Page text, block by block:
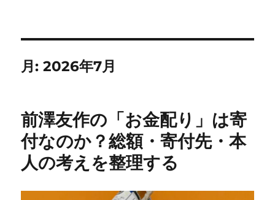
月:2026年7月
前澤友作の「お金配り」は寄
付なのか？総額・寄付先・本
人の考えを整理する